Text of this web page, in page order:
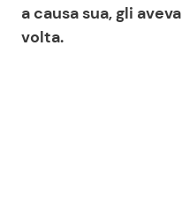
a causa sua, gli
volta.